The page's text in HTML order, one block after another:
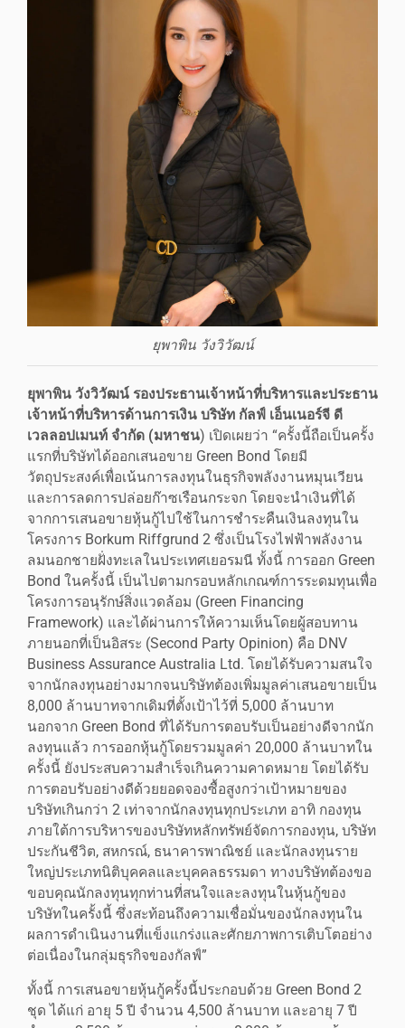
ยุพาพิน วังวิวัฒน์
ยุพาพิน วังวิวัฒน์ รองประธานเจ้าหน้าที่บริหารและประธาน
เจ้าหน้าที่บริหารด้านการเงิน บริษัท กัลฟ์ เอ็นเนอร์จี ดี
เวลลอปเมนท์ จำกัด (มหาชน) เปิดเผยว่า “ครั้งนี้ถือเป็นครั้ง
แรกที่บริษัทได้ออกเสนอขาย Green Bond โดยมี
วัตถุประสงค์เพื่อเน้นการลงทุนในธุรกิจพลังงานหมุนเวียน
และการลดการปล่อยก๊าซเรือนกระจก โดยจะนำเงินที่ได้
จากการเสนอขายหุ้นกู้ไปใช้ในการชำระคืนเงินลงทุนใน
โครงการ Borkum Riffgrund 2 ซึ่งเป็นโรงไฟฟ้าพลังงาน
ลมนอกชายฝั่งทะเลในประเทศเยอรมนี ทั้งนี้ การออก Green
Bond ในครั้งนี้ เป็นไปตามกรอบหลักเกณฑ์การระดมทุนเพื่อ
โครงการอนุรักษ์สิ่งแวดล้อม (Green Financing
Framework) และได้ผ่านการให้ความเห็นโดยผู้สอบทาน
ภายนอกที่เป็นอิสระ (Second Party Opinion) คือ DNV
Business Assurance Australia Ltd. โดยได้รับความสนใจ
จากนักลงทุนอย่างมากจนบริษัทต้องเพิ่มมูลค่าเสนอขายเป็น
8,000 ล้านบาทจากเดิมที่ตั้งเป้าไว้ที่ 5,000 ล้านบาท
นอกจาก Green Bond ที่ได้รับการตอบรับเป็นอย่างดีจากนัก
ลงทุนแล้ว การออกหุ้นกู้โดยรวมมูลค่า 20,000 ล้านบาทใน
ครั้งนี้ ยังประสบความสำเร็จเกินความคาดหมาย โดยได้รับ
การตอบรับอย่างดีด้วยยอดจองซื้อสูงกว่าเป้าหมายของ
บริษัทเกินกว่า 2 เท่าจากนักลงทุนทุกประเภท อาทิ กองทุน
ภายใต้การบริหารของบริษัทหลักทรัพย์จัดการกองทุน, บริษัท
ประกันชีวิต, สหกรณ์, ธนาคารพาณิชย์ และนักลงทุนราย
ใหญ่ประเภทนิติบุคคลและบุคคลธรรมดา ทางบริษัทต้องขอ
ขอบคุณนักลงทุนทุกท่านที่สนใจและลงทุนในหุ้นกู้ของ
บริษัทในครั้งนี้ ซึ่งสะท้อนถึงความเชื่อมั่นของนักลงทุนใน
ผลการดำเนินงานที่แข็งแกร่งและศักยภาพการเติบโตอย่าง
ต่อเนื่องในกลุ่มธุรกิจของกัลฟ์”
ทั้งนี้ การเสนอขายหุ้นกู้ครั้งนี้ประกอบด้วย Green Bond 2
ชุด ได้แก่ อายุ 5 ปี จำนวน 4,500 ล้านบาท และอายุ 7 ปี